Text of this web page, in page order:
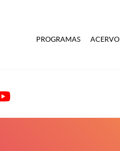
PROGRAMAS ACERVO